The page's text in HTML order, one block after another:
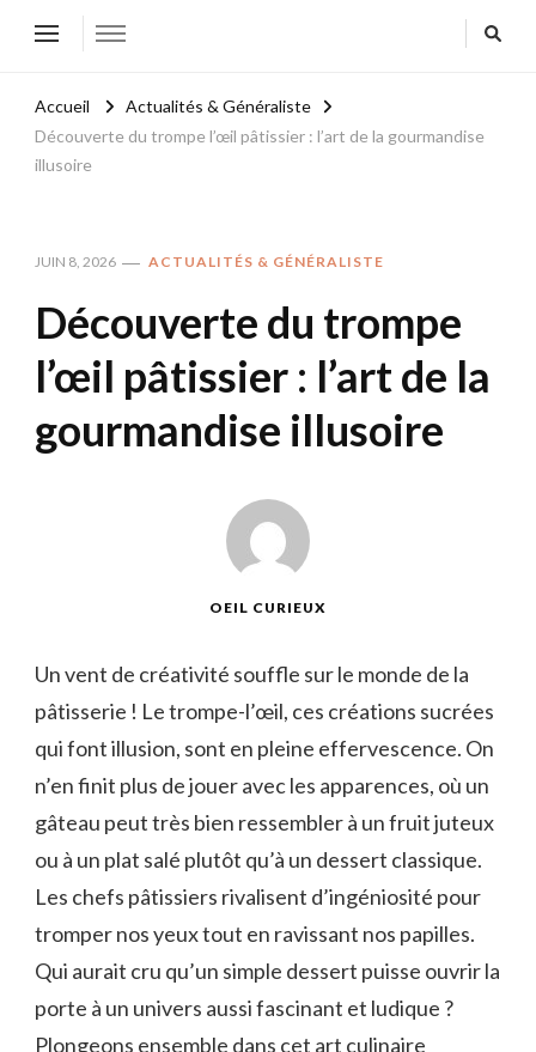
Accueil
Actualités & Généraliste
Découverte du trompe l’œil pâtissier : l’art de la gourmandise
illusoire
JUIN 8, 2026 ACTUALITÉS & GÉNÉRALISTE
Découverte du trompe
l’œil pâtissier : l’art de la
gourmandise illusoire
OEIL CURIEUX
Un vent de créativité souffle sur le monde de la
pâtisserie ! Le trompe-l’œil, ces créations sucrées
qui font illusion, sont en pleine effervescence. On
n’en finit plus de jouer avec les apparences, où un
gâteau peut très bien ressembler à un fruit juteux
ou à un plat salé plutôt qu’à un dessert classique.
Les chefs pâtissiers rivalisent d’ingéniosité pour
tromper nos yeux tout en ravissant nos papilles.
Qui aurait cru qu’un simple dessert puisse ouvrir la
porte à un univers aussi fascinant et ludique ?
Plongeons ensemble dans cet art culinaire